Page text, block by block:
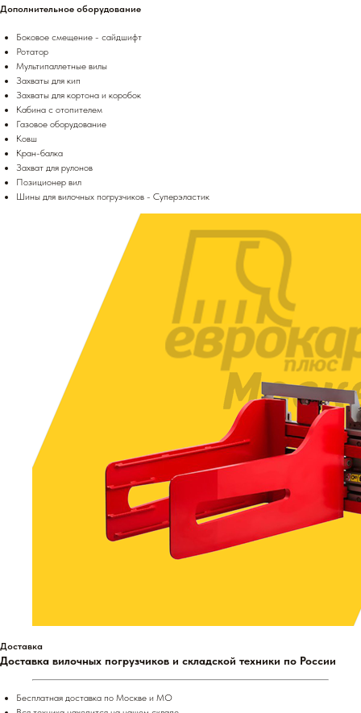
Дополнительное оборудование
Боковое смещение - сайдшифт
Ротатор
Мультипаллетные вилы
Захваты для кип
Захваты для кортона и коробок
Кабина с отопителем
Газовое оборудование
Ковш
Кран-балка
Захват для рулонов
Позиционер вил
Шины для вилочных погрузчиков - Суперэластик
Доставка
Доставка вилочных погрузчиков и складской техники по России
Бесплатная доставка по Москве и МО